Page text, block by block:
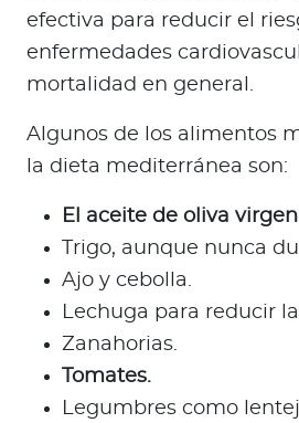
efectiva para reducir el
enfermedades
mortalidad en general.
Algunos de los alimentos
la dieta mediterránea son:
El aceite de oliva
Trigo, aunque nunca
Ajo y cebolla.
Lechuga para reducir
Zanahorias.
Tomates.
Legumbres como